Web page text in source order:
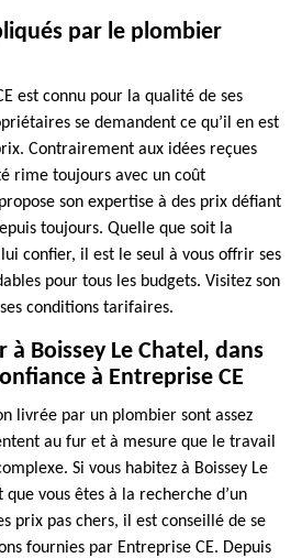
par le plombier
est connu pour la qualité de ses
se demandent ce qu’il en est
Contrairement aux idées reçues
rime toujours avec un coût
son expertise à des prix défiant
toujours. Quelle que soit la
confier, il est le seul à vous offrir ses
pour tous les budgets. Visitez son
conditions tarifaires.
à Boissey Le Chatel, dans
à Entreprise CE
livrée par un plombier sont assez
au fur et à mesure que le travail
Si vous habitez à Boissey Le
vous êtes à la recherche d’un
prix pas chers, il est conseillé de se
fournies par Entreprise CE. Depuis